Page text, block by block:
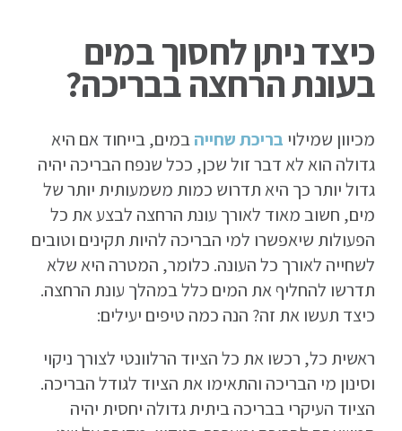
כיצד ניתן לחסוך במים
בעונת הרחצה בבריכה?
מכיוון שמילוי בריכת שחייהבמים, בייחוד אם היא
גדולה הוא לא דבר זול שכן, ככל שנפח הבריכה יהיה
גדול יותר כך היא תדרוש כמות משמעותית יותר של
מים, חשוב מאוד לאורך עונת הרחצה לבצע את כל
הפעולות שיאפשרו למי הבריכה להיות תקינים וטובים
לשחייה לאורך כל העונה. כלומר, המטרה היא שלא
תדרשו להחליף את המים כלל במהלך עונת הרחצה.
כיצד תעשו את זה? הנה כמה טיפים יעילים:
ראשית כל, רכשו את כל הציוד הרלוונטי לצורך ניקוי
וסינון מי הבריכה והתאימו את הציוד לגודל הבריכה.
הציוד העיקרי בבריכה ביתית גדולה יחסית יהיה